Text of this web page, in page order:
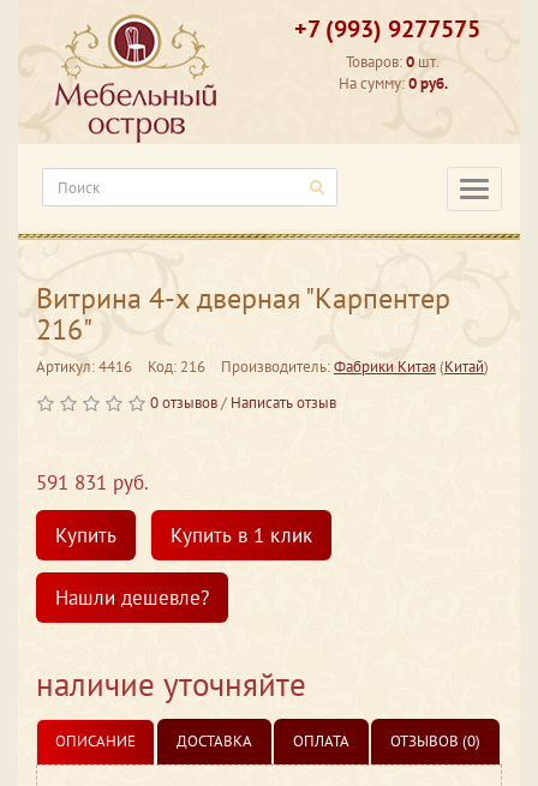
+7 (993) 9277575
Товаров:0 шт.
На сумму:0 руб.
Витрина 4-х дверная "Карпентер
216"
Артикул: 4416 Код: 216 Производитель:Фабрики Китая(Китай)
0 отзывов/ Написать отзыв
591 831 руб.
Купить
Купить в 1 клик
Нашли дешевле?
наличие уточняйте
ОПИСАНИЕ ДОСТАВКА ОПЛАТА ОТЗЫВОВ (0)